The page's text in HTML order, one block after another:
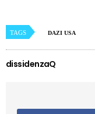
TAGS DAZI USA
dissidenzaQ